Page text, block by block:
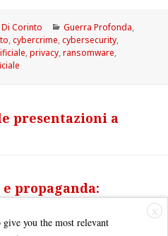
Corinto Categorie
Guerra Profonda,
,cybercrime,cybersecurity,
,privacy,ransomware,
presentazioni a
propaganda:
X
you the most relevant